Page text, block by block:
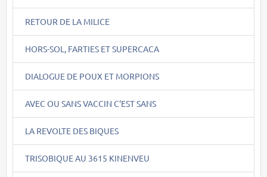
RETOUR DE LA MILICE
HORS-SOL, FARTIES ET SUPERCACA
DIALOGUE DE POUX ET MORPIONS
AVEC OU SANS VACCIN C'EST SANS
LA REVOLTE DES BIQUES
TRISOBIQUE AU 3615 KINENVEU